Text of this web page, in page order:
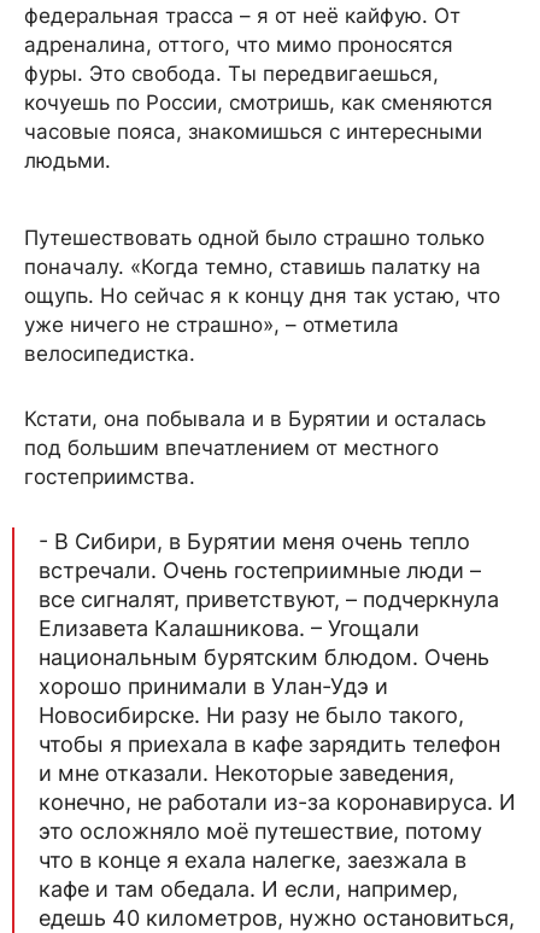
федеральная трасса – я от неё кайфую. От
адреналина, оттого, что мимо проносятся
фуры. Это свобода. Ты передвигаешься,
кочуешь по России, смотришь, как сменяются
часовые пояса, знакомишься с интересными
людьми.
Путешествовать одной было страшно только
поначалу. «Когда темно, ставишь палатку на
ощупь. Но сейчас я к концу дня так устаю, что
уже ничего не страшно», – отметила
велосипедистка.
Кстати, она побывала и в Бурятии и осталась
под большим впечатлением от местного
гостеприимства.
- В Сибири, в Бурятии меня очень тепло
встречали. Очень гостеприимные люди –
все сигналят, приветствуют, – подчеркнула
Елизавета Калашникова. – Угощали
национальным бурятским блюдом. Очень
хорошо принимали в Улан-Удэ и
Новосибирске. Ни разу не было такого,
чтобы я приехала в кафе зарядить телефон
и мне отказали. Некоторые заведения,
конечно, не работали из-за коронавируса. И
это осложняло моё путешествие, потому
что в конце я ехала налегке, заезжала в
кафе и там обедала. И если, например,
едешь 40 километров, нужно остановиться,